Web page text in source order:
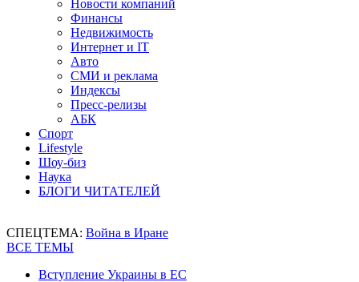
Новости компаний
Финансы
Недвижимость
Интернет и IT
Авто
СМИ и реклама
Индексы
Пресс-релизы
АБК
Спорт
Lifestyle
Шоу-биз
Наука
БЛОГИ ЧИТАТЕЛЕЙ
СПЕЦТЕМА: Война в Иране
ВСЕ ТЕМЫ
Вступление Украины в ЕС